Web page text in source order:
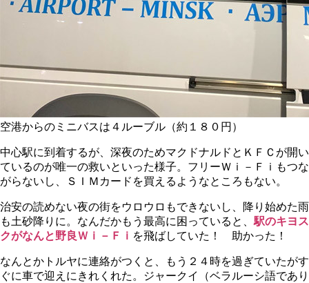
空港からのミニバスは４ルーブル（約１８０円）
中心駅に到着するが、深夜のためマクドナルドとＫＦＣが開い
ているのが唯一の救いといった様子。フリーＷｉ－Ｆｉもつな
がらないし、ＳＩＭカードを買えるようなところもない。
治安の読めない夜の街をウロウロもできないし、降り始めた雨
も土砂降りに。なんだかもう最高に困っていると、 駅のキヨス
クがなんと野良Ｗｉ－Ｆｉ を飛ばしていた！ 助かった！
なんとかトルヤに連絡がつくと、もう２４時を過ぎていたがす
ぐに車で迎えにきれくれた。ジャークイ（ベラルーシ語であり